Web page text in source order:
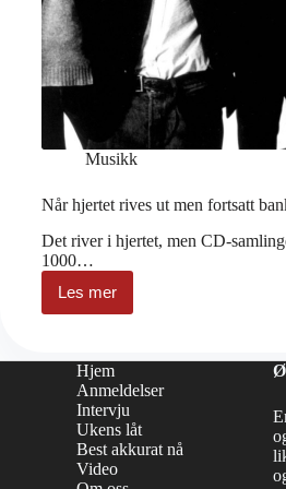
Musikk
Når hjertet rives ut men fortsatt
Det river i hjertet, men CD-
1000…
Les mer
Når
hjertet
men
fortsatt
banker
Hjem
Anmeldelser
Intervju
Ukens låt
Best akkurat nå
Video